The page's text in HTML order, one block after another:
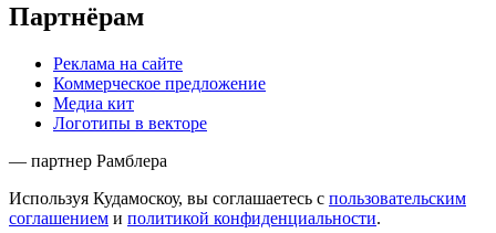
Партнёрам
Реклама на сайте
Коммерческое предложение
Медиа кит
Логотипы в векторе
— партнер Рамблера
Используя Кудамоскоу, вы соглашаетесь с пользовательским
соглашением и политикой конфиденциальности.